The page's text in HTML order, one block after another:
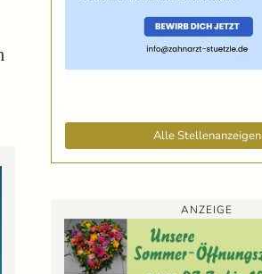
Alle Stellenanzeigen
ANZEIGE